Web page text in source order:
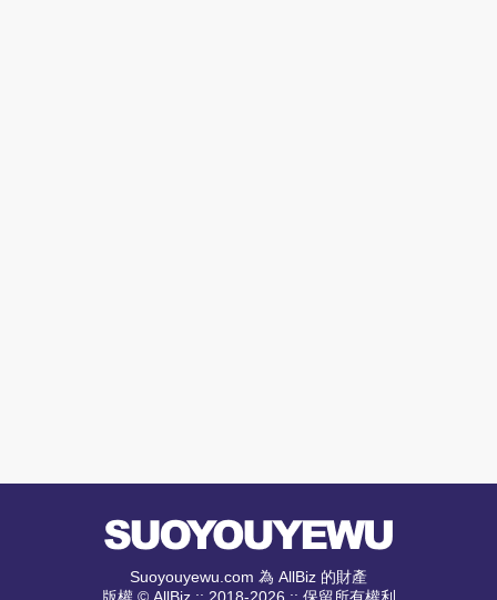
Suoyouyewu.com 為 AllBiz 的財產